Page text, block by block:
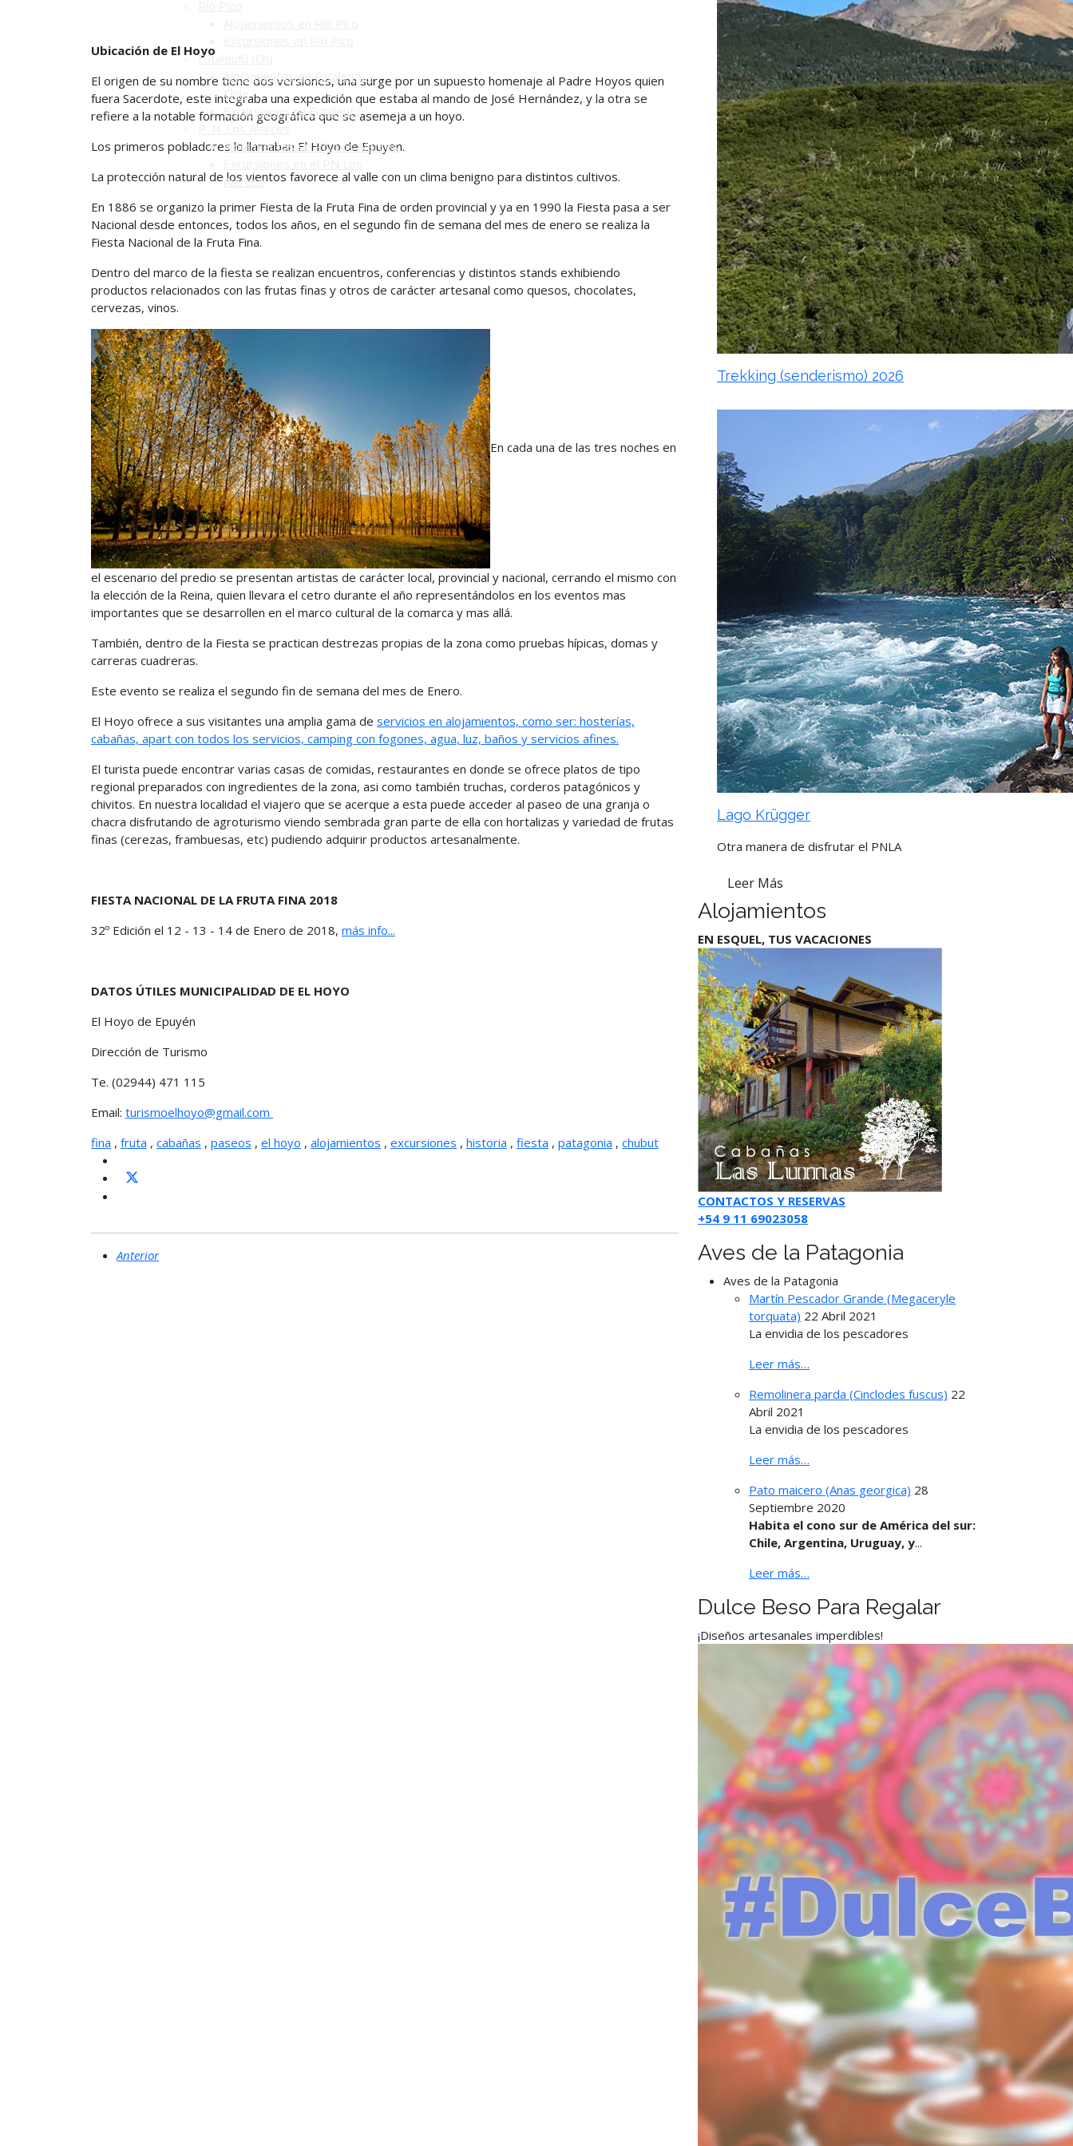
Futaleufú (Ch)
Alojamientos en Futaleufú -
Chile
Excursiones en Futaleufú
P. N. Los Alerces
Alojamientos en PN Los Alerces
Alerces
Ubicación de El Hoyo
El origen de su nombre tiene dos versiones, una surge por un supuesto homenaje al Padre Hoyos quien
fuera Sacerdote, este integraba una expedición que estaba al mando de José Hernández, y la otra se
refiere a la notable formación geográfica que se asemeja a un hoyo.
Los primeros pobladores lo llamaban El Hoyo de Epuyen.
La protección natural de los vientos favorece al valle con un clima benigno para distintos cultivos.
En 1886 se organizo la primer Fiesta de la Fruta Fina de orden provincial y ya en 1990 la Fiesta pasa a ser
Nacional desde entonces, todos los años, en el segundo fin de semana del mes de enero se realiza la
Fiesta Nacional de la Fruta Fina.
Dentro del marco de la fiesta se realizan encuentros, conferencias y distintos stands exhibiendo
productos relacionados con las frutas finas y otros de carácter artesanal como quesos, chocolates,
cervezas, vinos.
En cada una de las tres noches en
el escenario del predio se presentan artistas de carácter local, provincial y nacional, cerrando el mismo con
la elección de la Reina, quien llevara el cetro durante el año representándolos en los eventos mas
importantes que se desarrollen en el marco cultural de la comarca y mas allá.
También, dentro de la Fiesta se practican destrezas propias de la zona como pruebas hípicas, domas y
carreras cuadreras.
Este evento se realiza el segundo fin de semana del mes de Enero.
El Hoyo ofrece a sus visitantes una amplia gama de servicios en alojamientos, como ser: hosterías,
cabañas, apart con todos los servicios, camping con fogones, agua, luz, baños y servicios afines.
El turista puede encontrar varias casas de comidas, restaurantes en donde se ofrece platos de tipo
regional preparados con ingredientes de la zona, asi como también truchas, corderos patagónicos y
chivitos. En nuestra localidad el viajero que se acerque a esta puede acceder al paseo de una granja o
chacra disfrutando de agroturismo viendo sembrada gran parte de ella con hortalizas y variedad de frutas
finas (cerezas, frambuesas, etc) pudiendo adquirir productos artesanalmente.
FIESTA NACIONAL DE LA FRUTA FINA 2018
32º Edición el 12 - 13 - 14 de Enero de 2018, más info...
DATOS ÚTILES MUNICIPALIDAD DE EL HOYO
El Hoyo de Epuyén
Dirección de Turismo
Te. (02944) 471 115
Email: turismoelhoyo@gmail.com
fina , fruta , cabañas , paseos , el hoyo , alojamientos , excursiones , historia , fiesta , patagonia , chubut
Anterior
Trekking (senderismo) 2026
Lago Krügger
Otra manera de disfrutar el PNLA
Leer Más
Alojamientos
EN ESQUEL, TUS VACACIONES
CONTACTOS Y RESERVAS
+54 9 11 69023058
Aves de la Patagonia
Aves de la Patagonia
Martín Pescador Grande (Megaceryle
torquata) 22 Abril 2021
La envidia de los pescadores
Leer más…
Remolinera parda (Cinclodes fuscus) 22
Abril 2021
La envidia de los pescadores
Leer más…
Pato maicero (Anas georgica) 28
Septiembre 2020
Habita el cono sur de América del sur:
Chile, Argentina, Uruguay, y...
Leer más…
Dulce Beso Para Regalar
¡Diseños artesanales imperdibles!